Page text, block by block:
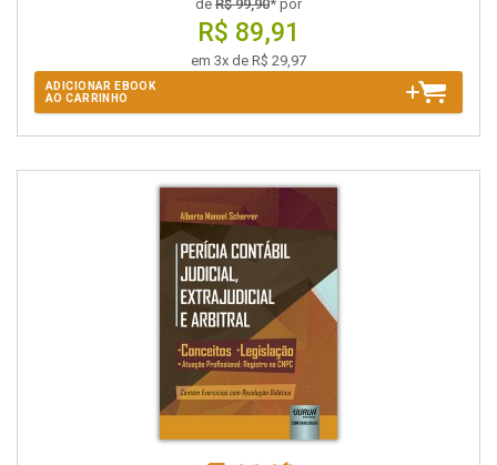
de R$ 99,90* por
R$ 89,91
em 3x de R$ 29,97
ADICIONAR EBOOK
AO CARRINHO